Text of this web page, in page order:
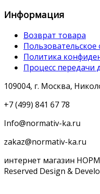
Информация
Возврат товара
Пользовательское
Политика
Процесс передачи
109004, г. Москва,
+7 (499) 841 67 78
Info@normativ-ka.ru
zakaz@normativ-ka.ru
интернет магазин
Reserved Design &